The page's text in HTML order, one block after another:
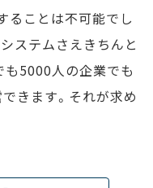
ることは不可能でし
ステムさえきちんと
も5000人の企業でも
きます。それが求め